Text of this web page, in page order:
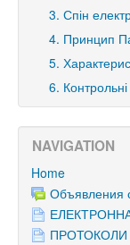
3. Спін
4. Принцип
5.
6.
NAVIGATION
Home
Объявления
ПРОТОКОЛИ